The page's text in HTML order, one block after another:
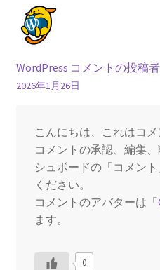
WordPress コメントの投稿者
2026年1月26日
こんにちは、これはコメ
コメントの承認、編集
シュボードの「コメン
ください。
コメントのアバターは「
ます。
0